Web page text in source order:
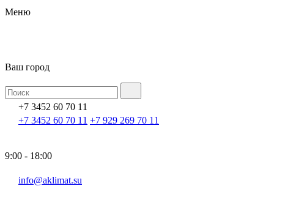
Меню
Ваш город
+7 3452 60 70 11
+7 3452 60 70 11 +7 929 269 70 11
9:00 - 18:00
info@aklimat.su